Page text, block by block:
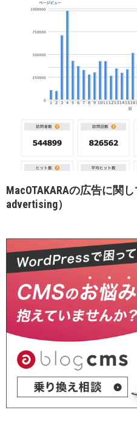
MacOTAKARAの広告に関
advertising）